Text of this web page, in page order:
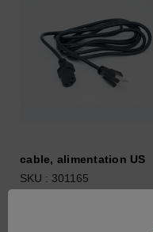
cable, alimentation US
SKU : 301165